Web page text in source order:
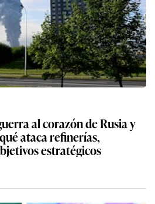
al corazón de Rusia y
ataca refinerías,
estratégicos